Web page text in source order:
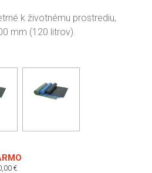
k životnému prostrediu,
mm (120 litrov).
€